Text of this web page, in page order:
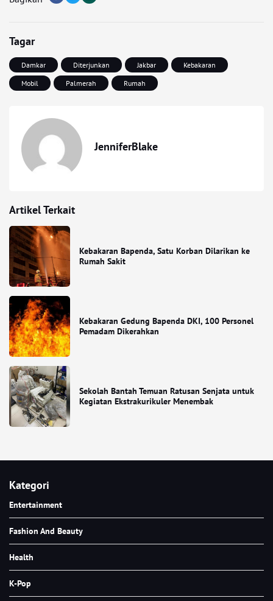
Tagar
Damkar Diterjunkan Jakbar
Kebakaran
Mobil
Palmerah Rumah
JenniferBlake
Artikel Terkait
Kebakaran Bapenda, Satu Korban Dilarikan ke
Rumah Sakit
Kebakaran Gedung Bapenda DKI, 100 Personel
Pemadam Dikerahkan
Sekolah Bantah Temuan Ratusan Senjata untuk
Kegiatan Ekstrakurikuler Menembak
Kategori
Entertainment
Fashion And Beauty
Health
K-Pop